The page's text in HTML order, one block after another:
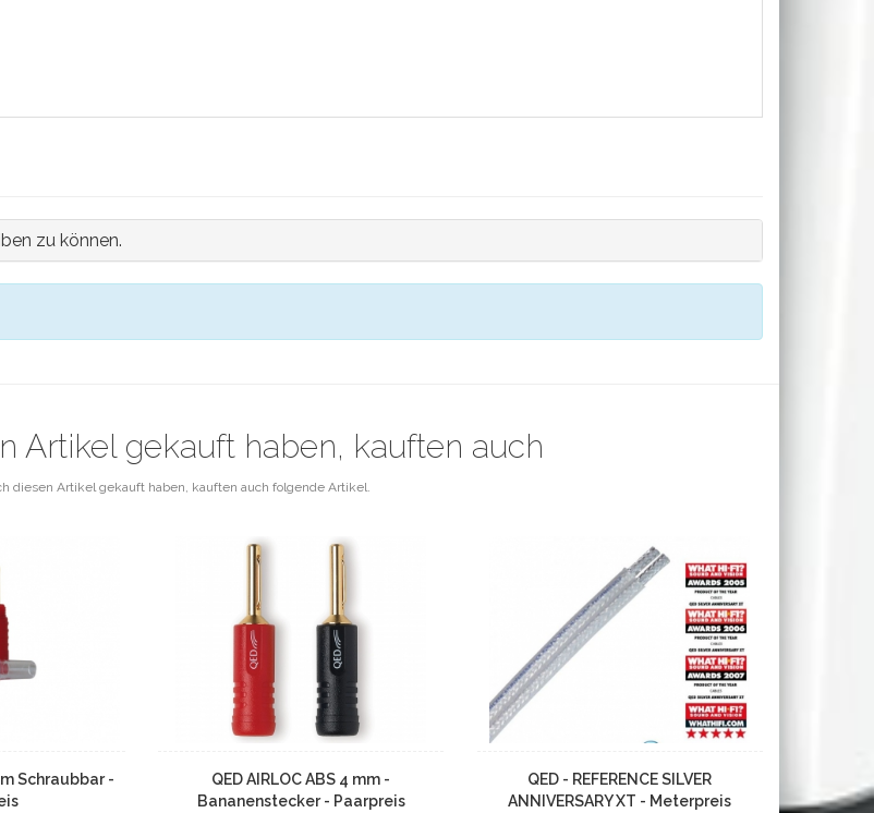
zu können.
Artikel gekauft haben, kauften auch
diesen Artikel gekauft haben, kauften auch folgende Artikel.
Schraubbar -
QED AIRLOC ABS 4 mm -
Bananenstecker - Paarpreis
QED - REFERENCE SILVER
ANNIVERSARY XT - Meterpreis